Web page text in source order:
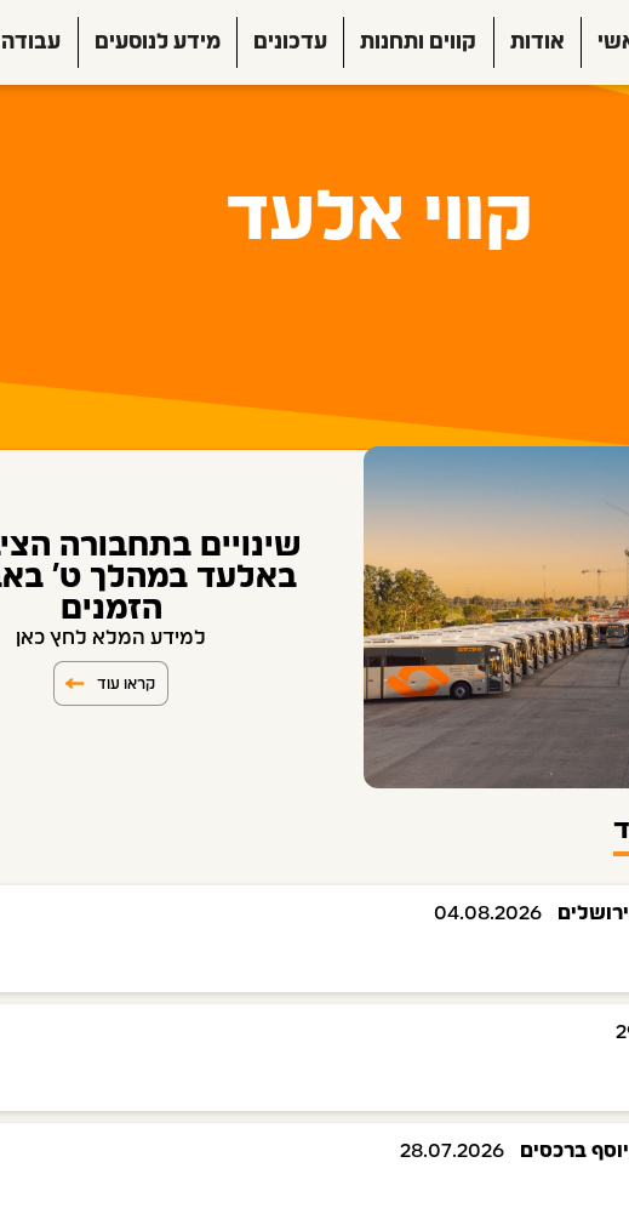
אודות קווים ותחנות עדכונים מידע לנוסעים עבודה
קווי אלעד
שינויים בתחבורה
באלעד במהלך ט' באב
הזמנים
למידע המלא לחץ כאן
קראו עוד
04.08.2026
ברכסים 28.07.2026